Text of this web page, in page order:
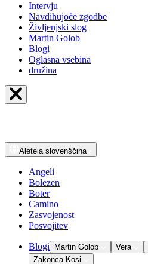
Intervju
Navdihujoče zgodbe
Življenjski slog
Martin Golob
Blogi
Oglasna vsebina
družina
Aleteia slovenščina
Angeli
Bolezen
Boter
Camino
Zasvojenost
Posvojitev
Blogi Martin Golob Vera
Zakonca Kosi